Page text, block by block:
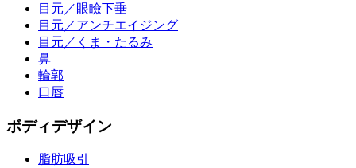
目元／眼瞼下垂
目元／アンチエイジング
目元／くま・たるみ
鼻
輪郭
口唇
ボディデザイン
脂肪吸引